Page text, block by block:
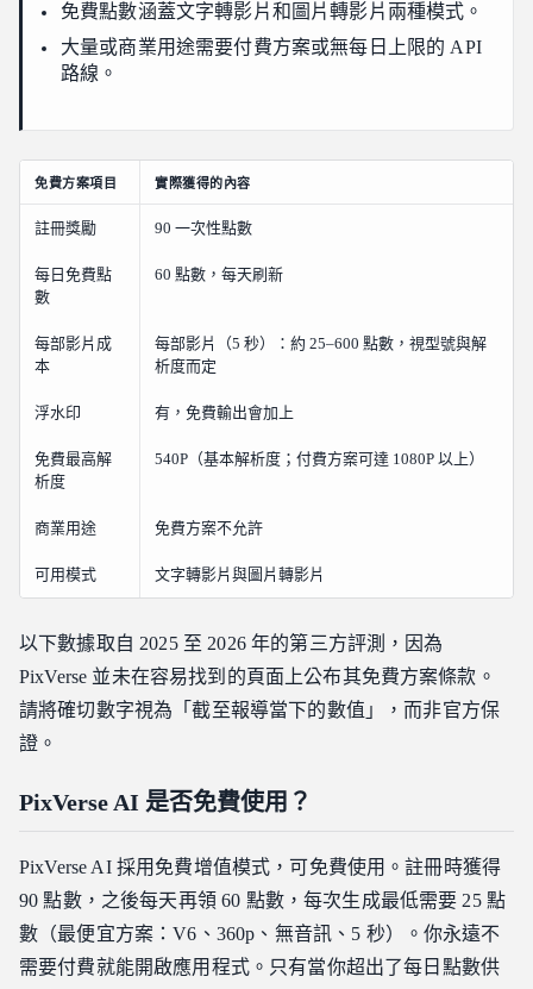
免費點數涵蓋文字轉影片和圖片轉影片兩種模式。
大量或商業用途需要付費方案或無每日上限的 API
路線。
免費方案項目 實際獲得的內容
註冊獎勵 90 一次性點數
每日免費點
數
60 點數，每天刷新
每部影片成
本
每部影片（5 秒）：約 25–600 點數，視型號與解
析度而定
浮水印 有，免費輸出會加上
免費最高解
析度
540P（基本解析度；付費方案可達 1080P 以上）
商業用途 免費方案不允許
可用模式 文字轉影片與圖片轉影片
以下數據取自 2025 至 2026 年的第三方評測，因為
PixVerse 並未在容易找到的頁面上公布其免費方案條款。
請將確切數字視為「截至報導當下的數值」，而非官方保
證。
PixVerse AI 是否免費使用？
PixVerse AI 採用免費增值模式，可免費使用。註冊時獲得
90 點數，之後每天再領 60 點數，每次生成最低需要 25 點
數（最便宜方案：V6、360p、無音訊、5 秒）。你永遠不
需要付費就能開啟應用程式。只有當你超出了每日點數供